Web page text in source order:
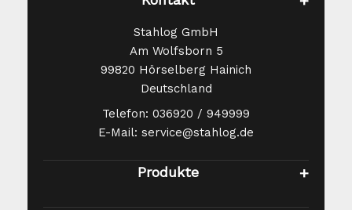
Stahlog GmbH
Am Wolfsborn 5
99820 Hörselberg Hainich
Deutschland
Telefon: 036920 / 949999
E-Mail: service@stahlog.de
Produkte